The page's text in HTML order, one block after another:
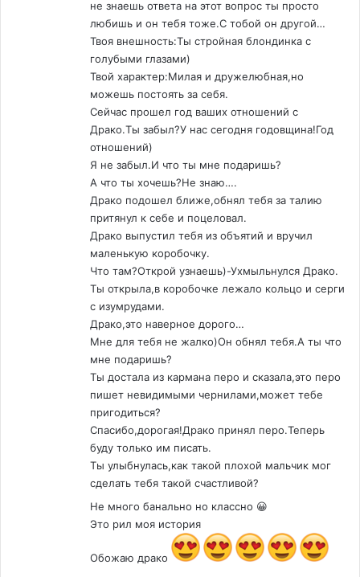
не знаешь ответа на этот вопрос ты просто
любишь и он тебя тоже.С тобой он другой…
Твоя внешность:Ты стройная блондинка с
голубыми глазами)
Твой характер:Милая и дружелюбная,но
можешь постоять за себя.
Сейчас прошел год ваших отношений с
Драко.Ты забыл?У нас сегодня годовщина!Год
отношений)
Я не забыл.И что ты мне подаришь?
А что ты хочешь?Не знаю….
Драко подошел ближе,обнял тебя за талию
притянул к себе и поцеловал.
Драко выпустил тебя из объятий и вручил
маленькую коробочку.
Что там?Открой узнаешь)-Ухмыльнулся Драко.
Ты открыла,в коробочке лежало кольцо и серги
с изумрудами.
Драко,это наверное дорого…
Мне для тебя не жалко)Он обнял тебя.А ты что
мне подаришь?
Ты достала из кармана перо и сказала,это перо
пишет невидимыми чернилами,может тебе
пригодиться?
Спасибо,дорогая!Драко принял перо.Теперь
буду только им писать.
Ты улыбнулась,как такой плохой мальчик мог
сделать тебя такой счастливой?
Не много банально но классно 😀
Это рил моя история
Обожаю драко